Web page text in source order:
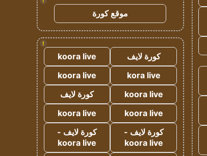
موقع كورة
!
كورة لايف
koora live
kora live
koora live
koora live
كورة لايف
koora live
koora live
كورة لايف -
koora live
كورة لايف -
koora live